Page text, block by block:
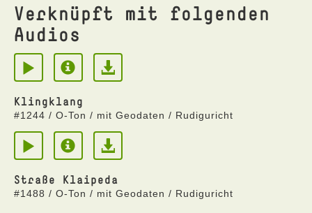
Verknüpft mit folgenden
Audios
Klingklang
#1244 / O-Ton / mit Geodaten / Rudiguricht
Straße Klaipeda
#1488 / O-Ton / mit Geodaten / Rudiguricht